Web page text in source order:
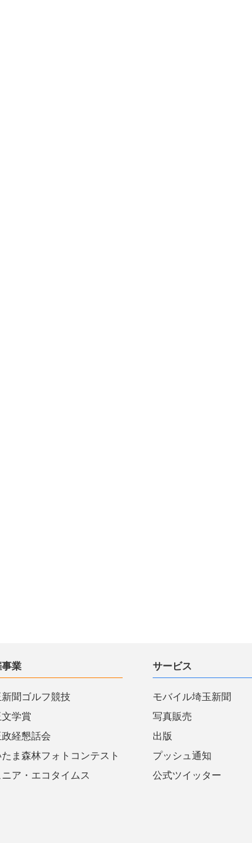
事業
聞ゴルフ競技
学賞
経懇話会
たま森林フォトコンテスト
ニア・エコタイムス
サービス
モバイル埼玉新聞
写真販売
出版
プッシュ通知
公式ツイッター